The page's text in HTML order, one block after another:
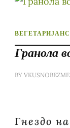
Гранола
BY
Гнездо